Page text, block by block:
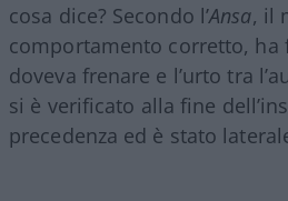
cosa dice? Secondo l’Ansa, il
comportamento corretto, ha
doveva frenare e l’urto tra
si è verificato alla fine
precedenza ed è stato